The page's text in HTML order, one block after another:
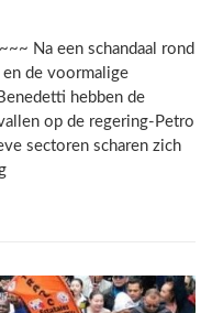
Na een schandaal rond
en de voormalige
hebben de
op de regering-Petro
sectoren scharen zich